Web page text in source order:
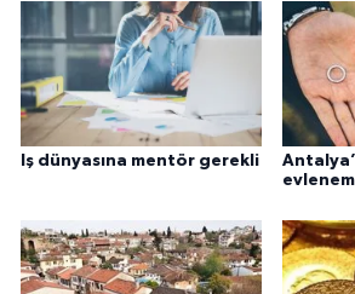
Iş dünyasına mentör gerekli